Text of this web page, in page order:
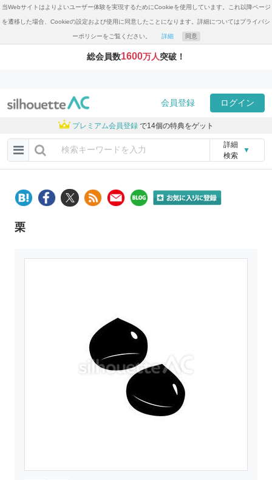
当Webサイトはよりよいユーザー体験を実現するためにCookieを使用しています。これ以降ページ
を遷移した場合、Cookieの設定および使用に同意したことになります。詳細についてはプライバシ
ーポリシーをご覧ください。 詳細 同意
総会員数1600万人突破！
会員登録 ログイン
プレミアム会員登録 で14個の特典をゲット
詳細
検索
▼
栗